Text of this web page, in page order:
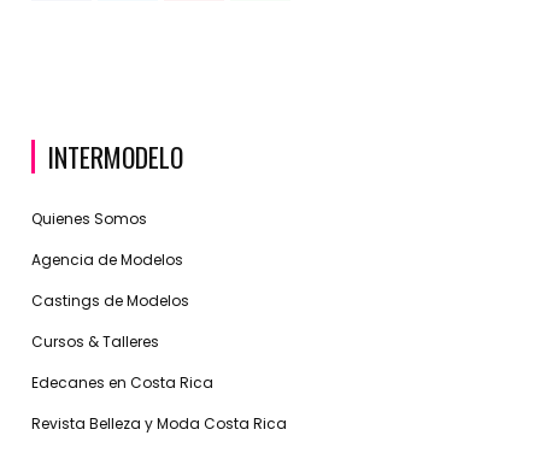
INTERMODELO
Quienes Somos
Agencia de Modelos
Castings de Modelos
Cursos & Talleres
Edecanes en Costa Rica
Revista Belleza y Moda Costa Rica